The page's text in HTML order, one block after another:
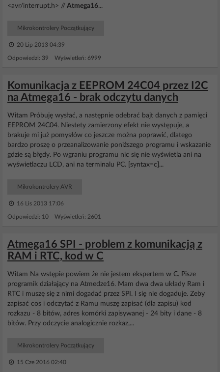
<avr/interrupt.h> // Atmega16...
Mikrokontrolery Początkujący
20 Lip 2013 04:39
Odpowiedzi: 39 Wyświetleń: 6999
Komunikacja z EEPROM 24C04 przez I2C
na Atmega16 - brak odczytu danych
Witam Próbuję wysłać, a następnie odebrać bajt danych z pamięci
EEPROM 24C04. Niestety zamierzony efekt nie występuje, a
brakuje mi już pomysłów co jeszcze można poprawić, dlatego
bardzo proszę o przeanalizowanie poniższego programu i wskazanie
gdzie są błędy. Po wgraniu programu nic się nie wyświetla ani na
wyświetlaczu LCD, ani na terminalu PC. [syntax=c]...
Mikrokontrolery AVR
16 Lis 2013 17:06
Odpowiedzi: 10 Wyświetleń: 2601
Atmega16 SPI - problem z komunikacją z
RAM i RTC, kod w C
Witam Na wstępie powiem że nie jestem ekspertem w C. Pisze
programik działający na Atmedze16. Mam dwa dwa układy Ram i
RTC i muszę się z nimi dogadać przez SPI. I się nie dogaduje. Zeby
zapisać cos i odczytać z Ramu muszę zapisać (dla zapisu) kod
rozkazu - 8 bitów, adres komórki zapisywanej - 24 bity i dane - 8
bitów. Przy odczycie analogicznie rozkaz,...
Mikrokontrolery Początkujący
15 Cze 2016 02:40